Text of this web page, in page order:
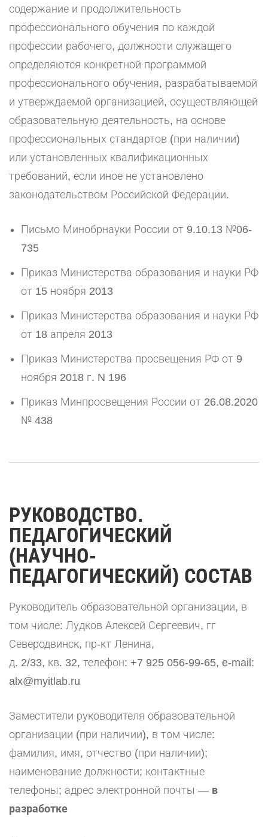
содержание и продолжительность
профессионального обучения по каждой
профессии рабочего, должности служащего
определяются конкретной программой
профессионального обучения, разрабатываемой
и утверждаемой организацией, осуществляющей
образовательную деятельность, на основе
профессиональных стандартов (при наличии)
или установленных квалификационных
требований, если иное не установлено
законодательством Российской Федерации.
Письмо Минобрнауки России от 9.10.13 №06-
735
Приказ Министерства образования и науки РФ
от 15 ноября 2013
Приказ Министерства образования и науки РФ
от 18 апреля 2013
Приказ Министерства просвещения РФ от 9
ноября 2018 г. N 196
Приказ Минпросвещения России от 26.08.2020
№ 438
РУКОВОДСТВО.
ПЕДАГОГИЧЕСКИЙ
(НАУЧНО-
ПЕДАГОГИЧЕСКИЙ) СОСТАВ
Руководитель образовательной организации, в
том числе: Лудков Алексей Сергеевич, гг
Северодвинск, пр-кт Ленина,
д. 2/33, кв. 32, телефон: +7 925 056-99-65, e-mail:
alx@myitlab.ru
Заместители руководителя образовательной
организации (при наличии), в том числе:
фамилия, имя, отчество (при наличии);
наименование должности; контактные
телефоны; адрес электронной почты — в
разработке